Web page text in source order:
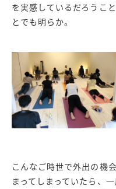
を実感しているだろうこ
とでも明らか。
こんなご時世で外出の機
まってしまっていたら、